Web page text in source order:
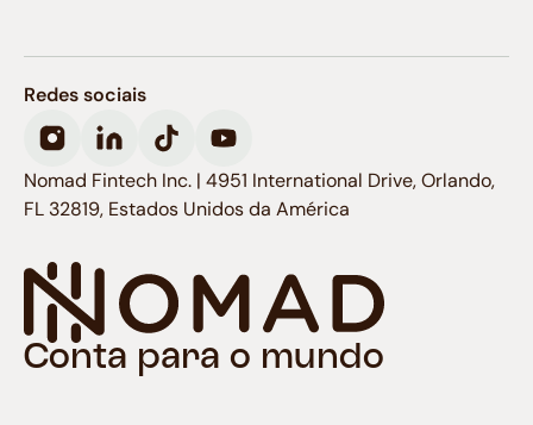
Conta para o mundo
Redes sociais
Nomad Fintech Inc. | 4951 International Drive, Orlando,
FL 32819, Estados Unidos da América